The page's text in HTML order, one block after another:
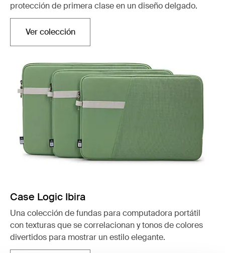
protección de primera clase en un diseño delgado.
Ver colecciónSe abre en una nueva pestaña
Case Logic Ibira
Una colección de fundas para computadora portátil
con texturas que se correlacionan y tonos de colores
divertidos para mostrar un estilo elegante.